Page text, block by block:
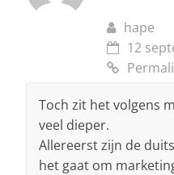
hape
12
Toch zit het volgens
veel dieper.
Allereerst zijn de
het gaat om